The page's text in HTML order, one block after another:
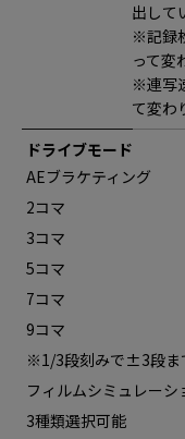
出して
※記録
って変
※連写
て変わ
ドライブモード
AEブラケティング
2コマ
3コマ
5コマ
7コマ
9コマ
※1/3段刻みで±3段ま
フィルムシミュレーシ
3種類選択可能